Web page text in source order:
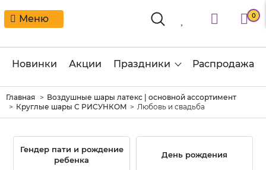
Меню 0
Новинки Акции Праздники Распродажа
Главная
Воздушные шары латекс | основной ассортимент
Круглые шары С РИСУНКОМ
Любовь и свадьба
Гендер пати и рождение
ребенка
День рождения